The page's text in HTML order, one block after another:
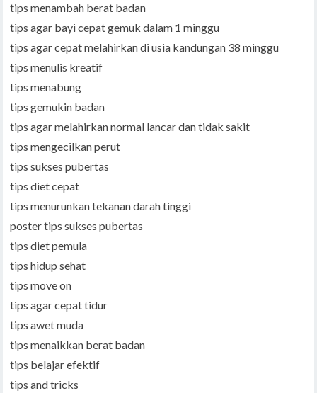
tips menambah berat badan
tips agar bayi cepat gemuk dalam 1 minggu
tips agar cepat melahirkan di usia kandungan 38 minggu
tips menulis kreatif
tips menabung
tips gemukin badan
tips agar melahirkan normal lancar dan tidak sakit
tips mengecilkan perut
tips sukses pubertas
tips diet cepat
tips menurunkan tekanan darah tinggi
poster tips sukses pubertas
tips diet pemula
tips hidup sehat
tips move on
tips agar cepat tidur
tips awet muda
tips menaikkan berat badan
tips belajar efektif
tips and tricks